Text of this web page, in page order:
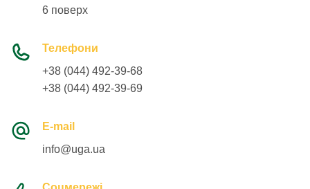
6 поверх
Телефони
+38 (044) 492-39-68
+38 (044) 492-39-69
E-mail
info@uga.ua